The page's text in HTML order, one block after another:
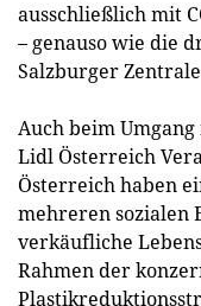
ausschließlich mit
– genauso wie die
Salzburger
Auch beim
Lidl Österreich
Österreich haben
mehreren sozialen
verkäufliche
Rahmen der